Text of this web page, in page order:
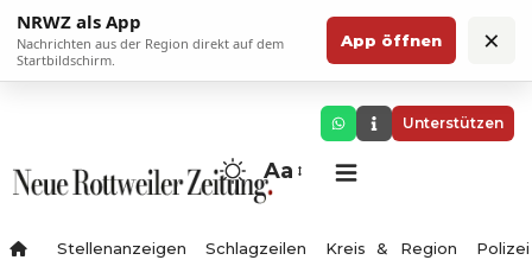
NRWZ als App
Nachrichten aus der Region direkt auf dem
Startbildschirm.
App öffnen ×
Unterstützen
Aa
Stellenanzeigen Schlagzeilen Kreis & Region Polizei